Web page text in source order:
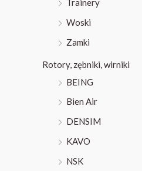
Trainery
Woski
Zamki
Rotory, zębniki, wirniki
BEING
Bien Air
DENSIM
KAVO
NSK